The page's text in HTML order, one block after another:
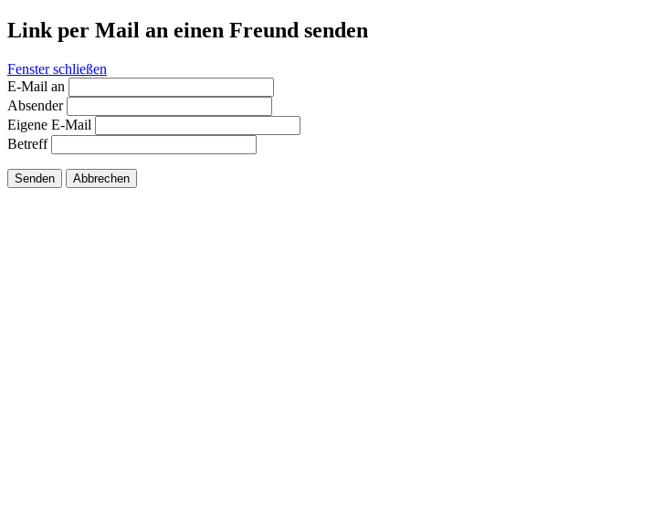
Link per Mail an einen Freund senden
Fenster schließen
E-Mail an
Absender
Eigene E-Mail
Betreff
Senden Abbrechen